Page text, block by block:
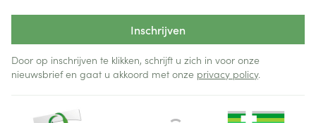
Inschrijven
Door op inschrijven te klikken, schrijft u zich in voor onze
nieuwsbrief en gaat u akkoord met onze privacy policy.